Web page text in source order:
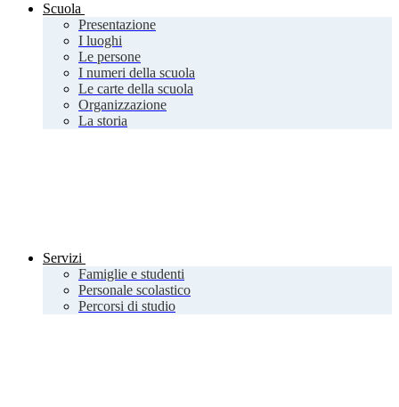
Scuola
Presentazione
I luoghi
Le persone
I numeri della scuola
Le carte della scuola
Organizzazione
La storia
Servizi
Famiglie e studenti
Personale scolastico
Percorsi di studio